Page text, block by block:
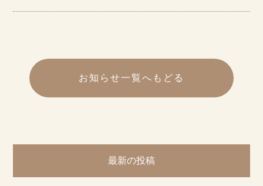
お知らせ一覧へもどる
最新の投稿